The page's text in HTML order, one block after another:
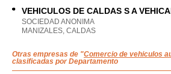
VEHICULOS DE CALDAS S A
SOCIEDAD ANONIMA
MANIZALES, CALDAS
Otras empresas de "Comercio de vehiculos
clasificadas por Departamento